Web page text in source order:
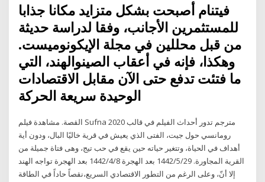
فيتنام أصبحت بشكل متزايد مكانا جذابا
للمستثمرين الأجانب، وفقا لدراسة حديثة
من قبل محللين في مجلة الإيكونوميست.
وهكذا، فإنه في أعقاب الصينوالهند، التي
ما فتئت تدفع حتى الآن مقابل الاقتصادات
الوحيدة سريعة الحركة
القصة. مشاهدة فيلم Sufna 2020 مترجم تدور أحداث الفيلم في قالب
رومانسي حول جيت، الفتى الذي يعيش في قرية خاليًا البال، ودون أية
أهداف في الحياة، وتتغير حياته حين يقع في حب تيج، وهى فتاة جميلة من
القرية المجاورة. 29‏‏/5‏‏/1442 بعد الهجرة 8‏‏/4‏‏/1442 بعد الهجرة تواجه‭ ‬الهند‭
‬نقصاً‭ ‬حاداً‭ ‬في‭ ‬الطاقة،‭ ‬وعلى‭ ‬الرغم‭ ‬من‭ ‬التطور‭ ‬الاقتصادي‭ ‬السريع،‭ ‬إلا‭ ‬أنّ‭